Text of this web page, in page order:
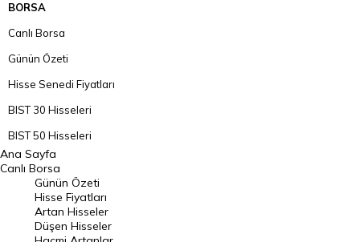
BORSA
Canlı Borsa
Günün Özeti
Hisse Senedi Fiyatları
BIST 30 Hisseleri
BIST 50 Hisseleri
BIST 100 Hisseleri
En Çok Artan Hisseler
En Çok Düşen Hisseler
Hacmi Artanlar
Ana Sayfa
Canlı Borsa
Günün Özeti
Hisse Fiyatları
Artan Hisseler
Düşen Hisseler